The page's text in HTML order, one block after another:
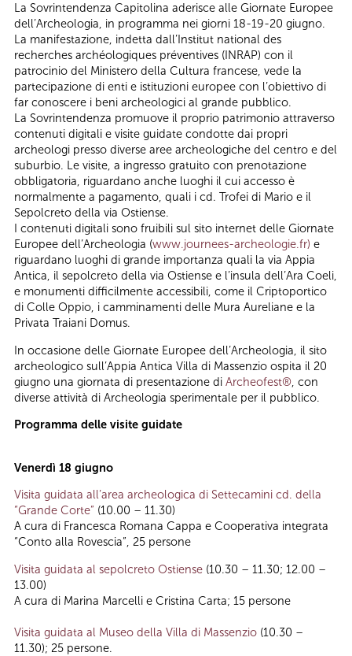
La Sovrintendenza Capitolina aderisce alle Giornate Europee
dell’Archeologia, in programma nei giorni 18-19-20 giugno.
La manifestazione, indetta dall’Institut national des
recherches archéologiques préventives (INRAP) con il
patrocinio del Ministero della Cultura francese, vede la
partecipazione di enti e istituzioni europee con l’obiettivo di
far conoscere i beni archeologici al grande pubblico.
La Sovrintendenza promuove il proprio patrimonio attraverso
contenuti digitali e visite guidate condotte dai propri
archeologi presso diverse aree archeologiche del centro e del
suburbio. Le visite, a ingresso gratuito con prenotazione
obbligatoria, riguardano anche luoghi il cui accesso è
normalmente a pagamento, quali i cd. Trofei di Mario e il
Sepolcreto della via Ostiense.
I contenuti digitali sono fruibili sul sito internet delle Giornate
Europee dell’Archeologia (www.journees-archeologie.fr) e
riguardano luoghi di grande importanza quali la via Appia
Antica, il sepolcreto della via Ostiense e l’insula dell’Ara Coeli,
e monumenti difficilmente accessibili, come il Criptoportico
di Colle Oppio, i camminamenti delle Mura Aureliane e la
Privata Traiani Domus.
In occasione delle Giornate Europee dell’Archeologia, il sito
archeologico sull’Appia Antica Villa di Massenzio ospita il 20
giugno una giornata di presentazione di Archeofest® , con
diverse attività di Archeologia sperimentale per il pubblico.
Programma delle visite guidate
Venerdì 18 giugno
Visita guidata all’area archeologica di Settecamini cd. della
“Grande Corte” (10.00 – 11.30)
A cura di Francesca Romana Cappa e Cooperativa integrata
“Conto alla Rovescia”, 25 persone
Visita guidata al sepolcreto Ostiense (10.30 – 11.30; 12.00 –
13.00)
A cura di Marina Marcelli e Cristina Carta; 15 persone
Visita guidata al Museo della Villa di Massenzio (10.30 –
11.30); 25 persone.